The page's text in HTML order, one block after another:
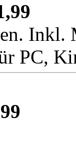
Inkl.
PC,